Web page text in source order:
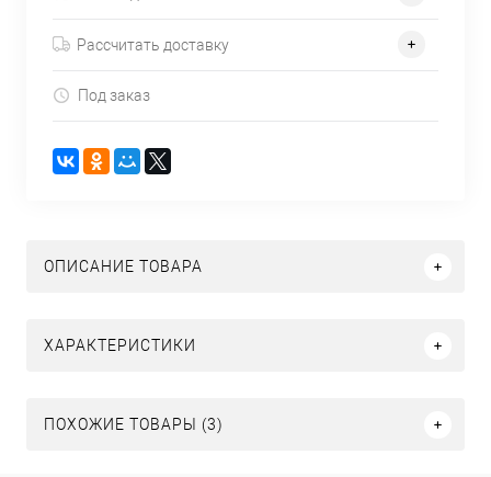
Рассчитать доставку
Под заказ
ОПИСАНИЕ ТОВАРА
ХАРАКТЕРИСТИКИ
ПОХОЖИЕ ТОВАРЫ (3)